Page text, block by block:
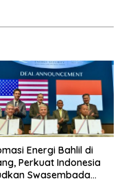
Energi Bahlil di
Perkuat Indonesia
Swasembada